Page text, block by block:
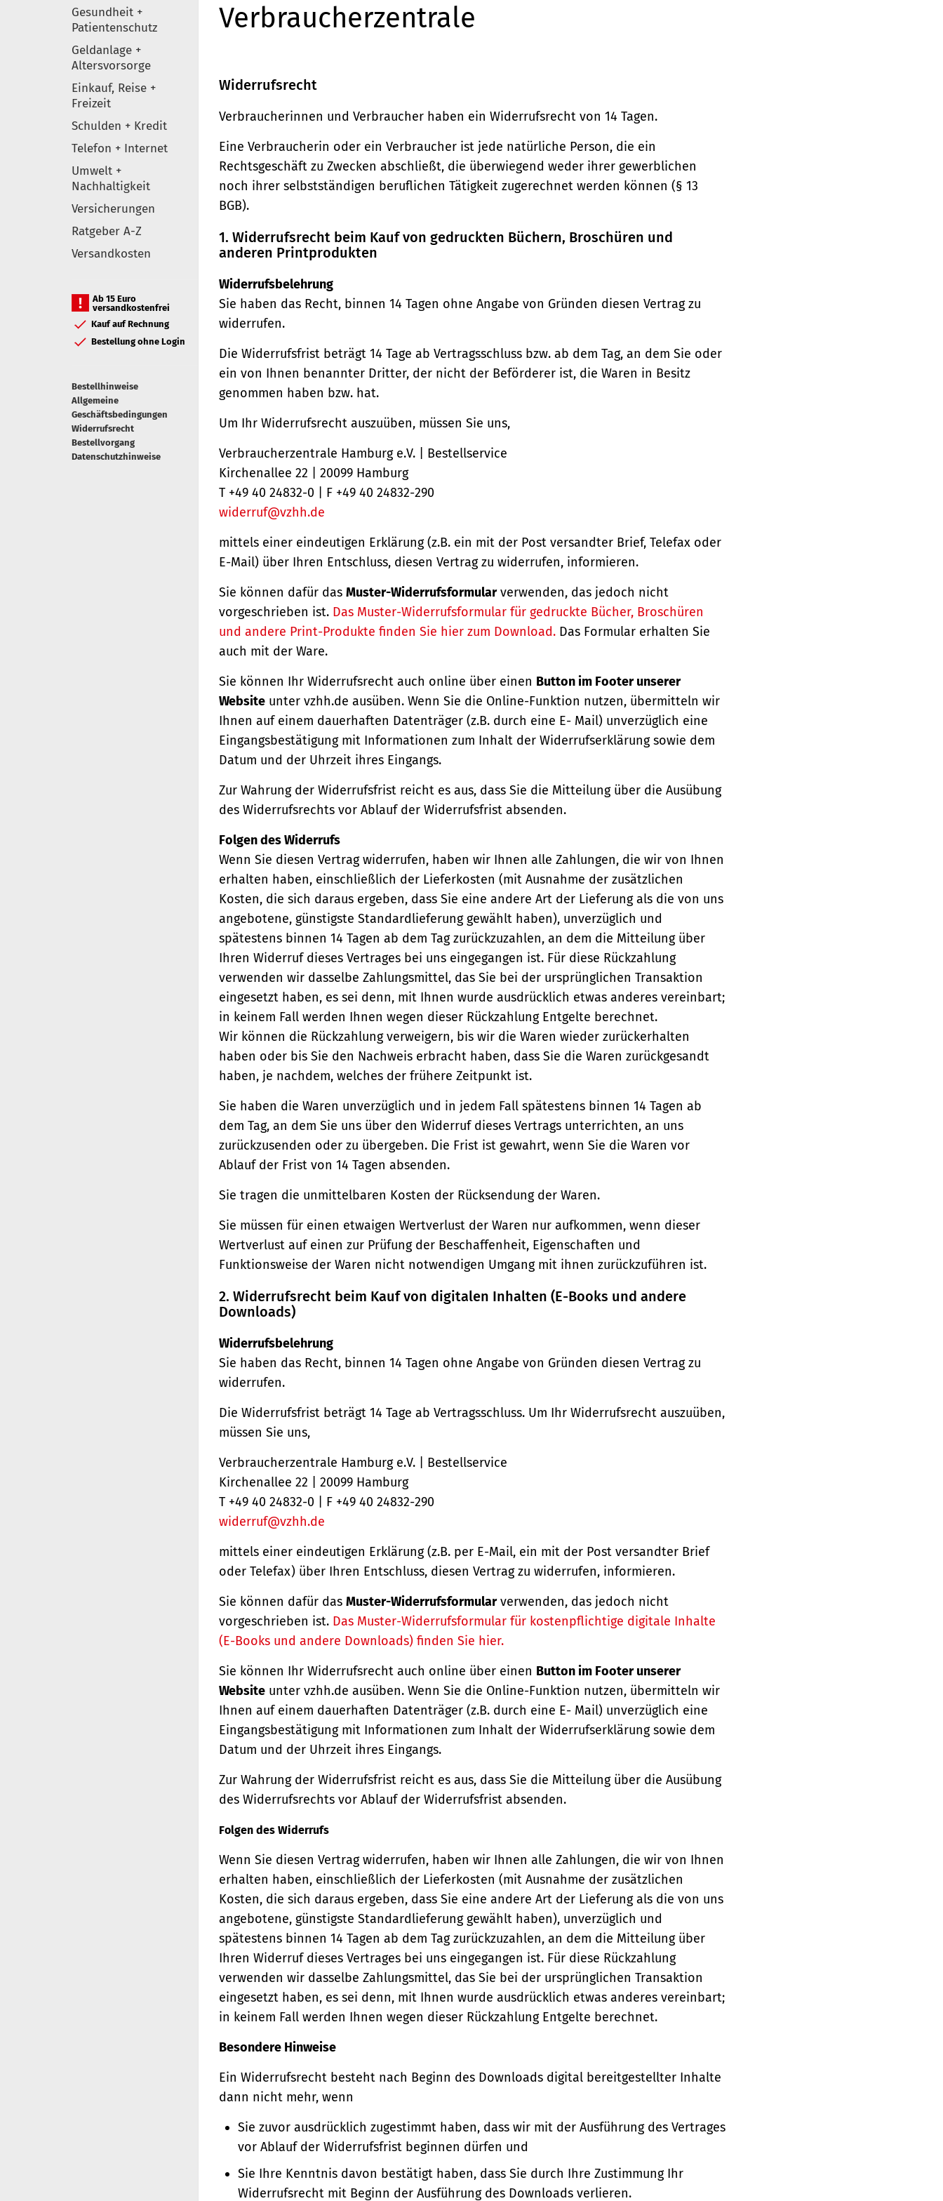
Gesundheit +
Patientenschutz
Geldanlage +
Altersvorsorge
Einkauf, Reise +
Freizeit
Schulden + Kredit
Telefon + Internet
Umwelt +
Nachhaltigkeit
Versicherungen
Ratgeber A-Z
Versandkosten
Ab 15 Euro
versandkostenfrei
Kauf auf Rechnung
Bestellung ohne Login
Bestellhinweise
Allgemeine
Geschäftsbedingungen
Widerrufsrecht
Bestellvorgang
Datenschutzhinweise
Verbraucherzentrale
Widerrufsrecht
Verbraucherinnen und Verbraucher haben ein Widerrufsrecht von 14 Tagen.
Eine Verbraucherin oder ein Verbraucher ist jede natürliche Person, die ein
Rechtsgeschäft zu Zwecken abschließt, die überwiegend weder ihrer gewerblichen
noch ihrer selbstständigen beruflichen Tätigkeit zugerechnet werden können (§ 13
BGB).
1. Widerrufsrecht beim Kauf von gedruckten Büchern, Broschüren und
anderen Printprodukten
Widerrufsbelehrung
Sie haben das Recht, binnen 14 Tagen ohne Angabe von Gründen diesen Vertrag zu
widerrufen.
Die Widerrufsfrist beträgt 14 Tage ab Vertragsschluss bzw. ab dem Tag, an dem Sie oder
ein von Ihnen benannter Dritter, der nicht der Beförderer ist, die Waren in Besitz
genommen haben bzw. hat.
Um Ihr Widerrufsrecht auszuüben, müssen Sie uns,
Verbraucherzentrale Hamburg e.V. | Bestellservice
Kirchenallee 22 | 20099 Hamburg
T +49 40 24832-0 | F +49 40 24832-290
widerruf@vzhh.de
mittels einer eindeutigen Erklärung (z.B. ein mit der Post versandter Brief, Telefax oder
E-Mail) über Ihren Entschluss, diesen Vertrag zu widerrufen, informieren.
Sie können dafür das Muster-Widerrufsformularverwenden, das jedoch nicht
vorgeschrieben ist. Das Muster-Widerrufsformular für gedruckte Bücher, Broschüren
und andere Print-Produkte finden Sie hier zum Download. Das Formular erhalten Sie
auch mit der Ware.
Sie können Ihr Widerrufsrecht auch online über einen Button im Footer unserer
Website unter vzhh.de ausüben. Wenn Sie die Online-Funktion nutzen, übermitteln wir
Ihnen auf einem dauerhaften Datenträger (z.B. durch eine E- Mail) unverzüglich eine
Eingangsbestätigung mit Informationen zum Inhalt der Widerrufserklärung sowie dem
Datum und der Uhrzeit ihres Eingangs.
Zur Wahrung der Widerrufsfrist reicht es aus, dass Sie die Mitteilung über die Ausübung
des Widerrufsrechts vor Ablauf der Widerrufsfrist absenden.
Folgen des Widerrufs
Wenn Sie diesen Vertrag widerrufen, haben wir Ihnen alle Zahlungen, die wir von Ihnen
erhalten haben, einschließlich der Lieferkosten (mit Ausnahme der zusätzlichen
Kosten, die sich daraus ergeben, dass Sie eine andere Art der Lieferung als die von uns
angebotene, günstigste Standardlieferung gewählt haben), unverzüglich und
spätestens binnen 14 Tagen ab dem Tag zurückzuzahlen, an dem die Mitteilung über
Ihren Widerruf dieses Vertrages bei uns eingegangen ist. Für diese Rückzahlung
verwenden wir dasselbe Zahlungsmittel, das Sie bei der ursprünglichen Transaktion
eingesetzt haben, es sei denn, mit Ihnen wurde ausdrücklich etwas anderes vereinbart;
in keinem Fall werden Ihnen wegen dieser Rückzahlung Entgelte berechnet.
Wir können die Rückzahlung verweigern, bis wir die Waren wieder zurückerhalten
haben oder bis Sie den Nachweis erbracht haben, dass Sie die Waren zurückgesandt
haben, je nachdem, welches der frühere Zeitpunkt ist.
Sie haben die Waren unverzüglich und in jedem Fall spätestens binnen 14 Tagen ab
dem Tag, an dem Sie uns über den Widerruf dieses Vertrags unterrichten, an uns
zurückzusenden oder zu übergeben. Die Frist ist gewahrt, wenn Sie die Waren vor
Ablauf der Frist von 14 Tagen absenden.
Sie tragen die unmittelbaren Kosten der Rücksendung der Waren.
Sie müssen für einen etwaigen Wertverlust der Waren nur aufkommen, wenn dieser
Wertverlust auf einen zur Prüfung der Beschaffenheit, Eigenschaften und
Funktionsweise der Waren nicht notwendigen Umgang mit ihnen zurückzuführen ist.
2. Widerrufsrecht beim Kauf von digitalen Inhalten (E-Books und andere
Downloads)
Widerrufsbelehrung
Sie haben das Recht, binnen 14 Tagen ohne Angabe von Gründen diesen Vertrag zu
widerrufen.
Die Widerrufsfrist beträgt 14 Tage ab Vertragsschluss. Um Ihr Widerrufsrecht auszuüben,
müssen Sie uns,
Verbraucherzentrale Hamburg e.V. | Bestellservice
Kirchenallee 22 | 20099 Hamburg
T +49 40 24832-0 | F +49 40 24832-290
widerruf@vzhh.de
mittels einer eindeutigen Erklärung (z.B. per E-Mail, ein mit der Post versandter Brief
oder Telefax) über Ihren Entschluss, diesen Vertrag zu widerrufen, informieren.
Sie können dafür das Muster-Widerrufsformularverwenden, das jedoch nicht
vorgeschrieben ist. Das Muster-Widerrufsformular für kostenpflichtige digitale Inhalte
(E-Books und andere Downloads) finden Sie hier.
Sie können Ihr Widerrufsrecht auch online über einen Button im Footer unserer
Website unter vzhh.de ausüben. Wenn Sie die Online-Funktion nutzen, übermitteln wir
Ihnen auf einem dauerhaften Datenträger (z.B. durch eine E- Mail) unverzüglich eine
Eingangsbestätigung mit Informationen zum Inhalt der Widerrufserklärung sowie dem
Datum und der Uhrzeit ihres Eingangs.
Zur Wahrung der Widerrufsfrist reicht es aus, dass Sie die Mitteilung über die Ausübung
des Widerrufsrechts vor Ablauf der Widerrufsfrist absenden.
Folgen des Widerrufs
Wenn Sie diesen Vertrag widerrufen, haben wir Ihnen alle Zahlungen, die wir von Ihnen
erhalten haben, einschließlich der Lieferkosten (mit Ausnahme der zusätzlichen
Kosten, die sich daraus ergeben, dass Sie eine andere Art der Lieferung als die von uns
angebotene, günstigste Standardlieferung gewählt haben), unverzüglich und
spätestens binnen 14 Tagen ab dem Tag zurückzuzahlen, an dem die Mitteilung über
Ihren Widerruf dieses Vertrages bei uns eingegangen ist. Für diese Rückzahlung
verwenden wir dasselbe Zahlungsmittel, das Sie bei der ursprünglichen Transaktion
eingesetzt haben, es sei denn, mit Ihnen wurde ausdrücklich etwas anderes vereinbart;
in keinem Fall werden Ihnen wegen dieser Rückzahlung Entgelte berechnet.
Besondere Hinweise
Ein Widerrufsrecht besteht nach Beginn des Downloads digital bereitgestellter Inhalte
dann nicht mehr, wenn
Sie zuvor ausdrücklich zugestimmt haben, dass wir mit der Ausführung des Vertrages
vor Ablauf der Widerrufsfrist beginnen dürfen und
Sie Ihre Kenntnis davon bestätigt haben, dass Sie durch Ihre Zustimmung Ihr
Widerrufsrecht mit Beginn der Ausführung des Downloads verlieren.